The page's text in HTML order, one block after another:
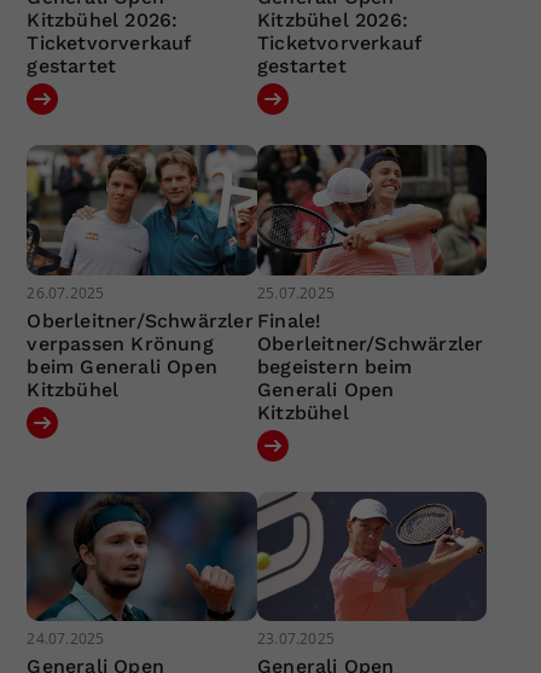
Kitzbühel 2026:
Ticketvorverkauf
gestartet
Kitzbühel 2026:
Ticketvorverkauf
gestartet
26.07.2025
Oberleitner/Schwärzler
verpassen Krönung
beim Generali Open
Kitzbühel
25.07.2025
Finale!
Oberleitner/Schwärzler
begeistern beim
Generali Open
Kitzbühel
24.07.2025
Generali Open
23.07.2025
Generali Open